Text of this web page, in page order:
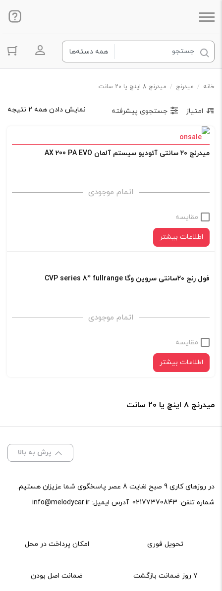
ورود به
خانه / میدرنج / میدرنج 8 اینچ یا 20 سانت
نمایش دادن همه 2 نتیجه امتیاز جستجوی پیشرفته
میدرنج ۲۰ سانتی آئودیو سیستم آلمان AX 200 PA EVO
اتمام موجودی
مقایسه
اطلاعات بیشتر
فول رنج ۲۰سانتی سروین وگا CVP series 8” fullrange
اتمام موجودی
مقایسه
اطلاعات بیشتر
میدرنج 8 اینچ یا 20 سانت
پرش به بالا
در روزهای کاری 9 صبح لغایت 8 عصر پاسخگوی شما عزیزان هستیم.
شماره تلفن: 02177370843 آدرس ایمیل: info@melodycar.ir
تحویل فوری امکان پرداخت در محل
7 روز ضمانت بازگشت ضمانت اصل بودن